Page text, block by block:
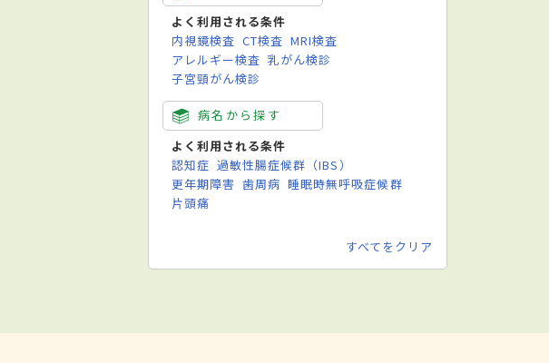
よく利用される条件
内視鏡検査 CT検査 MRI検査
アレルギー検査 乳がん検診
子宮頸がん検診
病名から探す
よく利用される条件
認知症 過敏性腸症候群（IBS）
更年期障害 歯周病 睡眠時無呼吸症候群
片頭痛
すべてをクリア